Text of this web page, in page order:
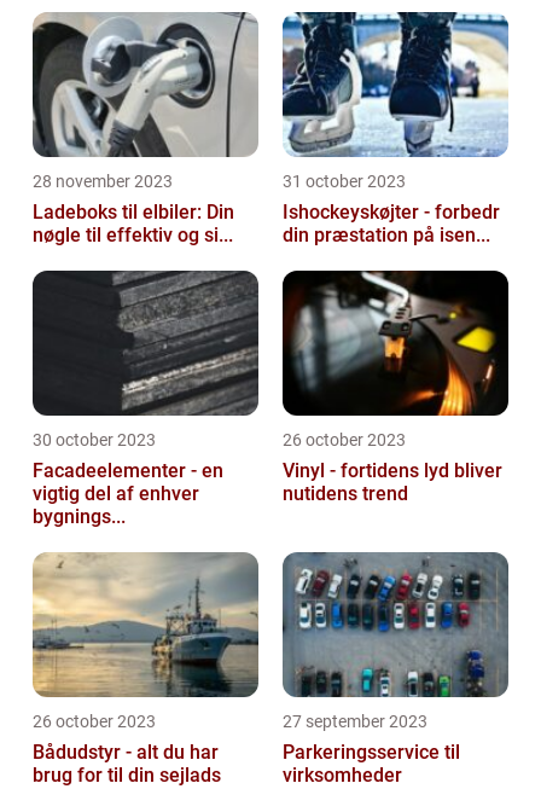
28 november 2023
Ladeboks til elbiler: Din
nøgle til effektiv og si...
31 october 2023
Ishockeyskøjter - forbedr
din præstation på isen...
30 october 2023
Facadeelementer - en
vigtig del af enhver
bygnings...
26 october 2023
Vinyl - fortidens lyd bliver
nutidens trend
26 october 2023
Bådudstyr - alt du har
brug for til din sejlads
27 september 2023
Parkeringsservice til
virksomheder